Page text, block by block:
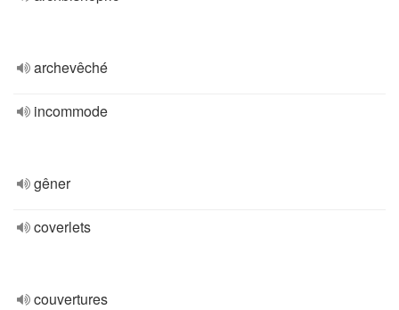
archevêché
incommode
gêner
coverlets
couvertures